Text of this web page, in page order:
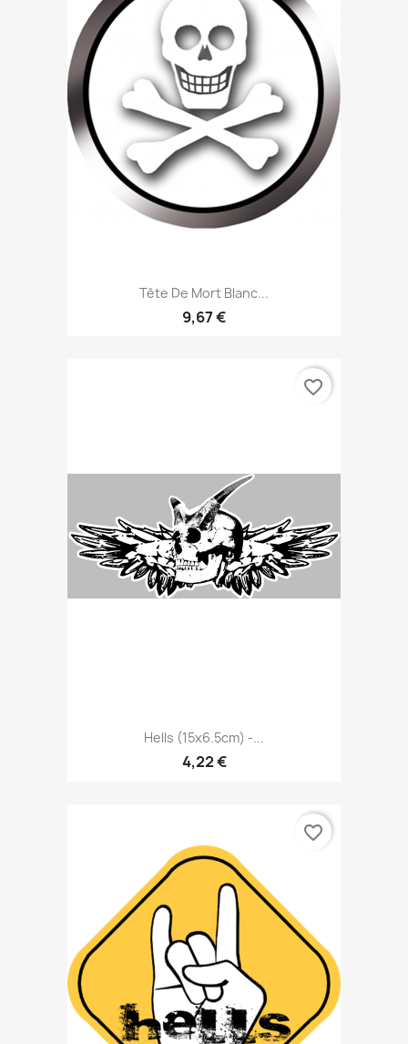
Tête De Mort Blanc...
9,67 €
Hells (15x6.5cm) -...
4,22 €
favorite_border
favorite_border